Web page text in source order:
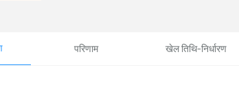
परिणाम खेल तिथि-निर्धारण